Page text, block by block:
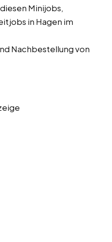
Minijobs,
in Hagen im
Nachbestellung von